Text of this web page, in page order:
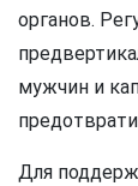
органов.
мужчин и
Для